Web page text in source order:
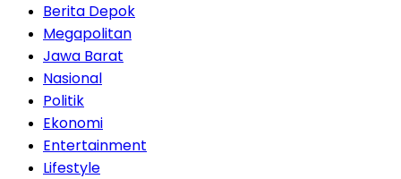
Berita Depok
Megapolitan
Jawa Barat
Nasional
Politik
Ekonomi
Entertainment
Lifestyle